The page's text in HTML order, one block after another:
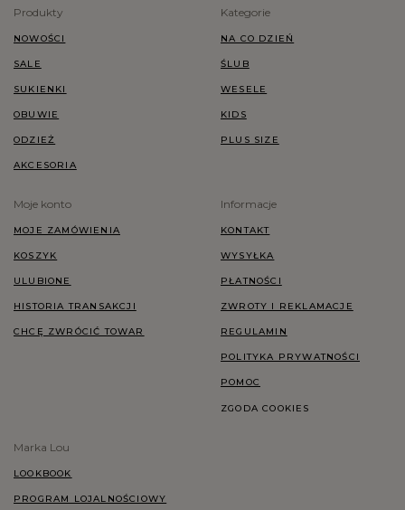
Produkty
NOWOŚCI
SALE
SUKIENKI
OBUWIE
ODZIEŻ
AKCESORIA
Kategorie
NA CO DZIEŃ
ŚLUB
WESELE
KIDS
PLUS SIZE
Moje konto
MOJE ZAMÓWIENIA
KOSZYK
ULUBIONE
HISTORIA TRANSAKCJI
CHCĘ ZWRÓCIĆ TOWAR
Informacje
KONTAKT
WYSYŁKA
PŁATNOŚCI
ZWROTY I REKLAMACJE
REGULAMIN
POLITYKA PRYWATNOŚCI
POMOC
ZGODA COOKIES
Marka Lou
LOOKBOOK
PROGRAM LOJALNOŚCIOWY